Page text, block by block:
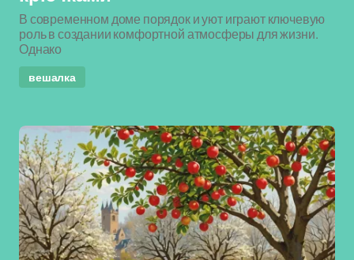
В современном доме порядок и уют играют ключевую
роль в создании комфортной атмосферы для жизни.
Однако
вешалка